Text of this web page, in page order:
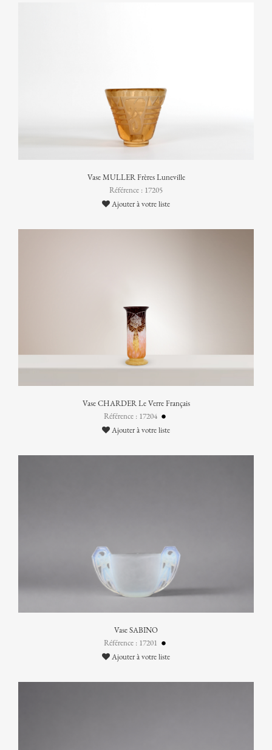
Vase MULLER Frères Luneville
Référence : 17205
Ajouter à votre liste
Vase CHARDER Le Verre Français
Référence : 17204
Ajouter à votre liste
Vase SABINO
Référence : 17201
Ajouter à votre liste